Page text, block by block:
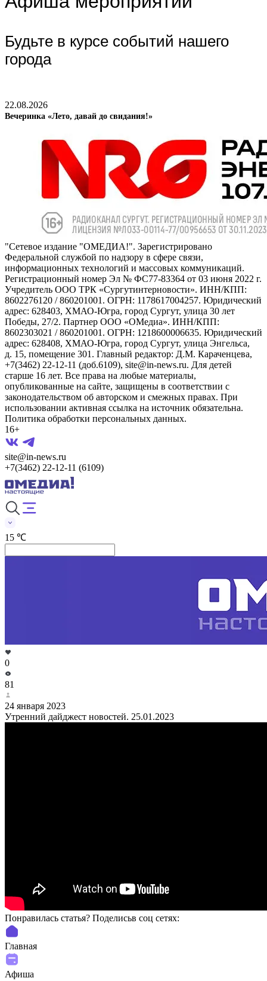
Будьте в курсе событий нашего
города
22.08.2026
Вечеринка «Лето, давай до свидания!»
"Сетевое издание "ОМЕДИА!". Зарегистрировано
Федеральной службой по надзору в сфере связи,
информационных технологий и массовых коммуникаций.
Регистрационный номер Эл № ФС77-83364 от 03 июня 2022 г.
Учредитель ООО ТРК «Сургутинтерновости». ИНН/КПП:
8602276120 / 860201001. ОГРН: 1178617004257. Юридический
адрес: 628403, ХМАО-Югра, город Сургут, улица 30 лет
Победы, 27/2. Партнер ООО «ОМедиа». ИНН/КПП:
8602303021 / 860201001. ОГРН: 1218600006635. Юридический
адрес: 628408, ХМАО-Югра, город Сургут, улица Энгельса,
д. 15, помещение 301. Главный редактор: Д.М. Караченцева,
+7(3462) 22-12-11 (доб.6109), site@in-news.ru. Для детей
старше 16 лет. Все права на любые материалы,
опубликованные на сайте, защищены в соответствии с
законодательством об авторском и смежных правах. При
использовании активная ссылка на источник обязательна.
Политика обработки персональных данных.
16+
site@in-news.ru
+7(3462) 22-12-11 (6109)
15 ℃
0
81
24 января 2023
Утренний дайджест новостей. 25.01.2023
Понравилась статья? Поделиcьв соц сетях:
Главная
Афиша